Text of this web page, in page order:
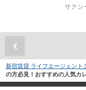
サクシ
新宿賃貸 ライフエージェント
の方必見！おすすめの人気カ